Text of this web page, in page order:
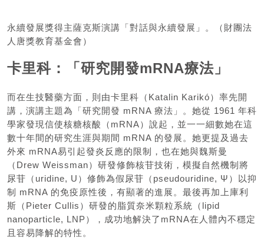
永續發展獎得主薩克斯演講「對話與永續發展」。（財團法
人唐獎教育基金會）
卡里科：「研究開發mRNA療法」
而在生技醫藥方面，則由卡里科（Katalin Karikó）率先開
講，演講主題為「研究開發 mRNA 療法」。她從 1961 年科
學家發現信使核糖核酸（mRNA）說起，並一一細數她在這
數十年間的研究生涯與期間 mRNA 的發展。她更提及過去
外來 mRNA易引起發炎反應的限制，也在她與魏斯曼
（Drew Weissman）研發修飾核苷技術，模擬自然機制將
尿苷（uridine, U）修飾為假尿苷（pseudouridine, Ψ）以抑
制 mRNA 的免疫原性後，有顯著的進展。最後再加上庫利
斯（Pieter Cullis）研發的脂質奈米顆粒系統（lipid
nanoparticle, LNP），成功地解決了mRNA在人體內不穩定
且容易降解的特性。